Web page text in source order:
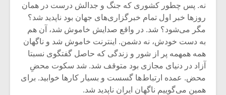
نه. پس چطور کشوری که جنگ و جدالش درست در همان
روزها خبر اول تمام خبرگزاری‌های جهان بود ناپدید شد؟
مگر می‌شود؟ شد. در واقع صدایش خاموش شد، آن هم
به دست خودش، نه دشمن. اینترنت خاموش شد و ناگهان
همه همهمه پر از شور و زندگی که حاصل گفتگوی نسبتا
آزاد در دنیای مجازی بود متوقف شد. شد سکوت محضِ
محض. عمده ارتباط‌ها گسست و بسیار کارها خوابید. برای
همین می‌گوییم ناگهان ایران ناپدید شد.